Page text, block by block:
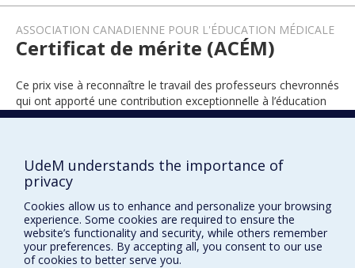
ASSOCIATION CANADIENNE POUR L'ÉDUCATION MÉDICALE
Certificat de mérite (ACÉM)
Ce prix vise à reconnaître le travail des professeurs chevronnés
qui ont apporté une contribution exceptionnelle à l’éducation
médicale tout au long de leur carrière universitaire.
UdeM understands the importance of
privacy
Cookies allow us to enhance and personalize your browsing
experience. Some cookies are required to ensure the
website’s functionality and security, while others remember
your preferences. By accepting all, you consent to our use
of cookies to better serve you.